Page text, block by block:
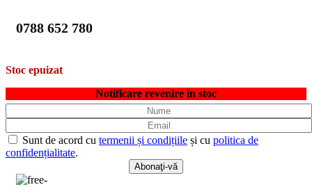
0788 652 780
Stoc epuizat
Notificare revenire în stoc
Sunt de acord cu termenii și condițiile și cu politica de
confidențialitate.